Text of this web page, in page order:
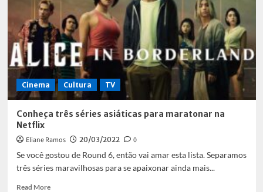
Cinema Cultura TV
Conheça três séries asiáticas para maratonar na
Netflix
Eliane Ramos 20/03/2022
0
Se você gostou de Round 6, então vai amar esta lista. Separamos
três séries maravilhosas para se apaixonar ainda mais...
Read MoreRead